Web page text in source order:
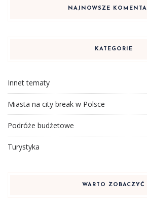
NAJNOWSZE
KATEGORIE
Innet tematy
Miasta na city break w Polsce
Podróże budżetowe
Turystyka
WARTO ZOBACZYĆ